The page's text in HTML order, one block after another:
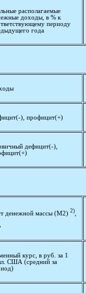
располагаемые
доходы, в % к
периоду
года
), профицит(+)
дефицит(-),
денежной массы (М2) 2),
курс, в руб. за 1
США (средний за